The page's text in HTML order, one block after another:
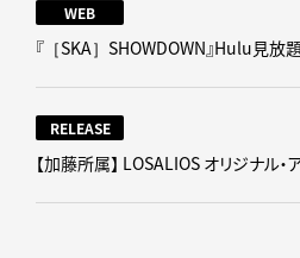
WEB
『［SKA］SHOWDOWN』Hulu見放
RELEASE
【加藤所属】 LOSALIOS オリジナル・